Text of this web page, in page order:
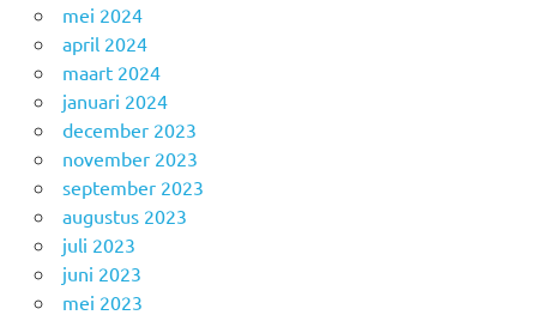
mei 2024
april 2024
maart 2024
januari 2024
december 2023
november 2023
september 2023
augustus 2023
juli 2023
juni 2023
mei 2023